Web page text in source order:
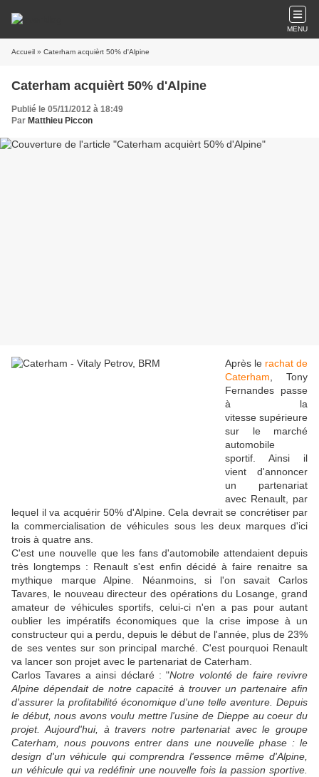
MENU
Accueil » Caterham acquièrt 50% d'Alpine
Caterham acquièrt 50% d'Alpine
Publié le 05/11/2012 à 18:49
Par Matthieu Piccon
Après le rachat de
Caterham , Tony
Fernandes passe
à la
vitesse supérieure
sur le marché
automobile
sportif. Ainsi il
vient d'annoncer
un partenariat
avec Renault, par
lequel il va acquérir 50% d'Alpine. Cela devrait se concrétiser par
la commercialisation de véhicules sous les deux marques d'ici
trois à quatre ans.
C'est une nouvelle que les fans d'automobile attendaient depuis
très longtemps : Renault s'est enfin décidé à faire renaitre sa
mythique marque Alpine. Néanmoins, si l'on savait Carlos
Tavares, le nouveau directeur des opérations du Losange, grand
amateur de véhicules sportifs, celui-ci n'en a pas pour autant
oublier les impératifs économiques que la crise impose à un
constructeur qui a perdu, depuis le début de l'année, plus de 23%
de ses ventes sur son principal marché. C'est pourquoi Renault
va lancer son projet avec le partenariat de Caterham.
Carlos Tavares a ainsi déclaré : "Notre volonté de faire revivre
Alpine dépendait de notre capacité à trouver un partenaire afin
d'assurer la profitabilité économique d'une telle aventure. Depuis
le début, nous avons voulu mettre l'usine de Dieppe au coeur du
projet. Aujourd'hui, à travers notre partenariat avec le groupe
Caterham, nous pouvons entrer dans une nouvelle phase : le
design d'un véhicule qui comprendra l'essence même d'Alpine,
un véhicule qui va redéfinir une nouvelle fois la passion sportive.